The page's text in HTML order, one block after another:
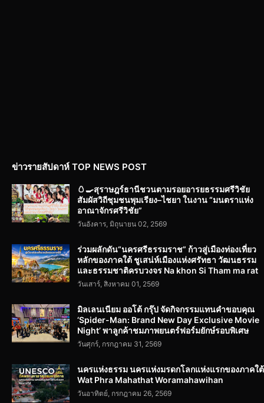
ข่าวรายสัปดาห์ TOP NEWS POST
🥚🍳สุราษฎร์ธานีชวนตามรอยอารยธรรมศรีวิชัย
สัมผัสวิถีชุมชนพุมเรียง–ไชยา ในงาน “มนตราแห่ง
อาณาจักรศรีวิชัย”
วันอังคาร, มิถุนายน 02, 2569
ร่วมผลักดัน“นครศรีธรรมราช” ก้าวสู่เมืองท่องเที่ยว
หลักของภาคใต้ ชูเสน่ห์เมืองแห่งศรัทธา วัฒนธรรม
และธรรมชาติครบวงจร Na khon Si Tham ma rat
วันเสาร์, สิงหาคม 01, 2569
มิลเลนเนียม ออโต้ กรุ๊ป จัดกิจกรรมแทนคำขอบคุณ
‘Spider-Man: Brand New Day Exclusive Movie
Night’ พาลูกค้าชมภาพยนตร์ฟอร์มยักษ์รอบพิเศษ
วันศุกร์, กรกฎาคม 31, 2569
นครแห่งธรรม นครแห่งมรดกโลกแห่งแรกของภาคใต้
Wat Phra Mahathat Woramahawihan
วันอาทิตย์, กรกฎาคม 26, 2569